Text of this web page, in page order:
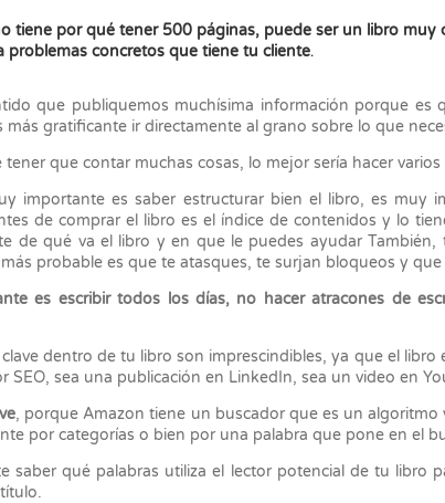
tiene por qué tener 500 páginas, puede ser un libro
problemas concretos que tiene tu cliente.
que publiquemos muchísima información porque es
más gratificante ir directamente al grano sobre lo que
tener que contar muchas cosas, lo mejor sería hacer
importante es saber estructurar bien el libro, es muy
de comprar el libro es el índice de contenidos y lo
de qué va el libro y en que le puedes ayudar
probable es que te atasques, te surjan bloqueos y
es escribir todos los días, no hacer atracones de
clave dentro de tu libro son imprescindibles, ya que el
SEO, sea una publicación en LinkedIn, sea un video en
, porque Amazon tiene un buscador que es un
por categorías o bien por una palabra que pone en el
saber qué palabras utiliza el lector potencial de tu libro